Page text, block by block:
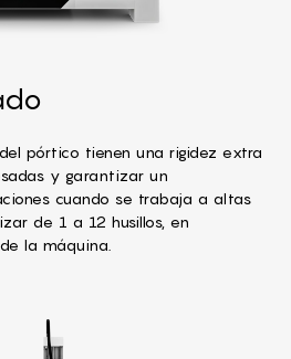
pórtico tienen una rigidez extra
y garantizar un
cuando se trabaja a altas
de 1 a 12 husillos, en
la máquina.